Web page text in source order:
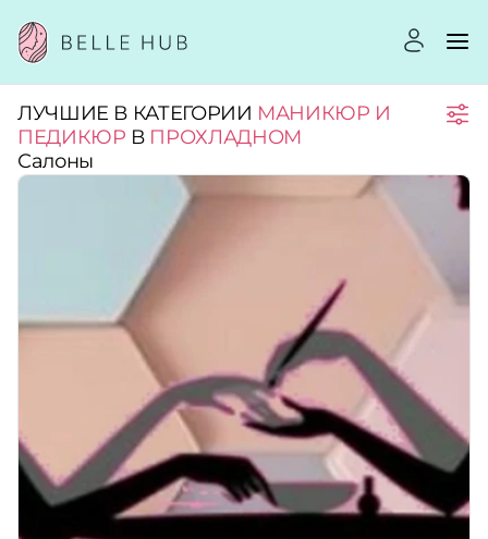
Город:
Стоимость услуг:
Принимает сертификаты
ЛУЧШИЕ В КАТЕГОРИИ МАНИКЮР И
ПЕДИКЮР В ПРОХЛАДНОМ
Салоны